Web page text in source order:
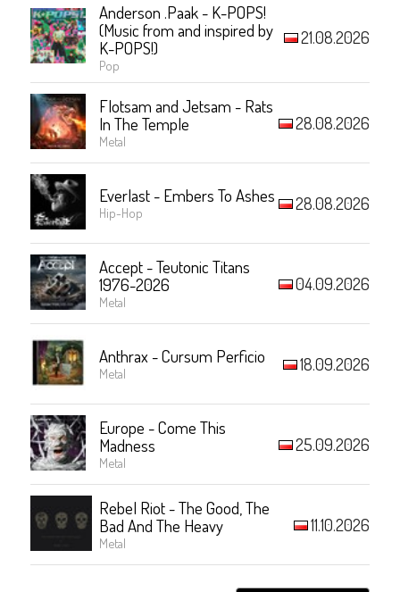
Anderson .Paak - K-POPS!
(Music from and inspired by
K-POPS!)
Pop
21.08.2026
Flotsam and Jetsam - Rats
In The Temple
Metal
28.08.2026
Everlast - Embers To Ashes
Hip-Hop 28.08.2026
Accept - Teutonic Titans
1976-2026
Metal
04.09.2026
Anthrax - Cursum Perficio
Metal 18.09.2026
Europe - Come This
Madness
Metal
25.09.2026
Rebel Riot - The Good, The
Bad And The Heavy
Metal
11.10.2026